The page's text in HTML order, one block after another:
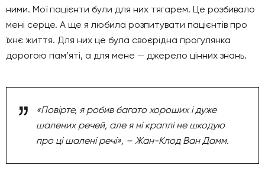
ними. Мої пацієнти були для них тягарем. Це розбивало
мені серце. А ще я любила розпитувати пацієнтів про
їхнє життя. Для них це була своєрідна прогулянка
дорогою пам’яті, а для мене — джерело цінних знань.
«Повірте, я робив багато хороших і дуже
шалених речей, але я ні краплі не шкодую
про ці шалені речі», – Жан-Клод Ван Дамм.